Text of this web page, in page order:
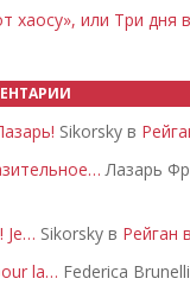
хаосу», или Три дня
Sikorsky в
Лазарь
Je… Sikorsky в Рейган
la… Federica